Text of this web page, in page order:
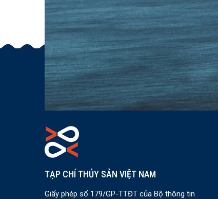
TẠP CHÍ THỦY SẢN VIỆT NAM
Giấy phép số 179/GP-TTĐT của Bộ thông tin